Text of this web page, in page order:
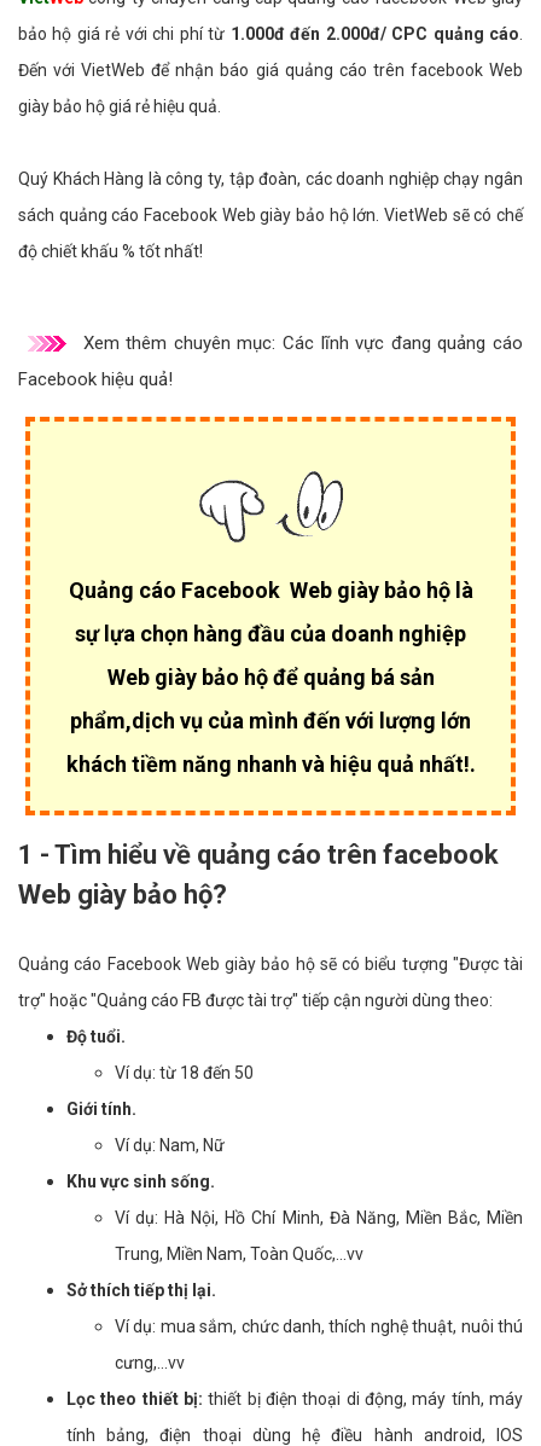
bảo hộ giá rẻ với chi phí từ 1.000đ đến 2.000đ/ CPC quảng cáo
Đến với VietWeb để nhận báo giá quảng cáo trên facebook Web
giày bảo hộ giá rẻ hiệu quả.
Quý Khách Hàng là công ty, tập đoàn, các doanh nghiệp chạy ngân
sách quảng cáo Facebook Web giày bảo hộ lớn. VietWeb sẽ có chế
độ chiết khấu % tốt nhất!
Xem thêm chuyên mục: Các lĩnh vực đang quảng cáo
Facebook hiệu quả!
Quảng cáo Facebook Web giày bảo hộ là
sự lựa chọn hàng đầu của doanh nghiệp
Web giày bảo hộ để quảng bá sản
phẩm,dịch vụ của mình đến với lượng lớn
khách tiềm năng nhanh và hiệu quả nhất!.
1 - Tìm hiểu về quảng cáo trên facebook
Web giày bảo hộ?
Quảng cáo Facebook Web giày bảo hộ sẽ có biểu tượng "Được tài
trợ" hoặc "Quảng cáo FB được tài trợ" tiếp cận người dùng theo:
Độ tuổi.
Ví dụ: từ 18 đến 50
Giới tính.
Ví dụ: Nam, Nữ
Khu vực sinh sống.
Ví dụ: Hà Nội, Hồ Chí Minh, Đà Năng, Miền Bắc, Miền
Trung, Miền Nam, Toàn Quốc,...vv
Sở thích tiếp thị lại.
Ví dụ: mua sắm, chức danh, thích nghệ thuật, nuôi thú
cưng,...vv
Lọc theo thiết bị:thiết bị điện thoại di động, máy tính, máy
tính bảng, điện thoại dùng hệ điều hành android, IOS